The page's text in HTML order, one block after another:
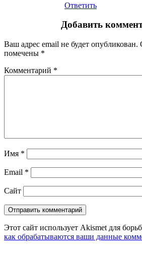
Ответить
Добавить
Ваш адрес email не будет опубликован.
помечены *
Комментарий *
Имя *
Email *
Сайт
Этот сайт использует Akismet для
как обрабатываются ваши данные